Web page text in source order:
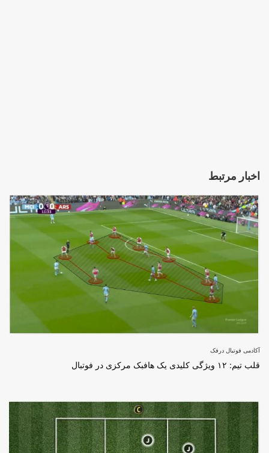
اخبار مرتبط
آکادمی فوتبال درفک
قلب تیم: ۱۲ ویژگی کلیدی یک هافبک مرکزی در فوتبال